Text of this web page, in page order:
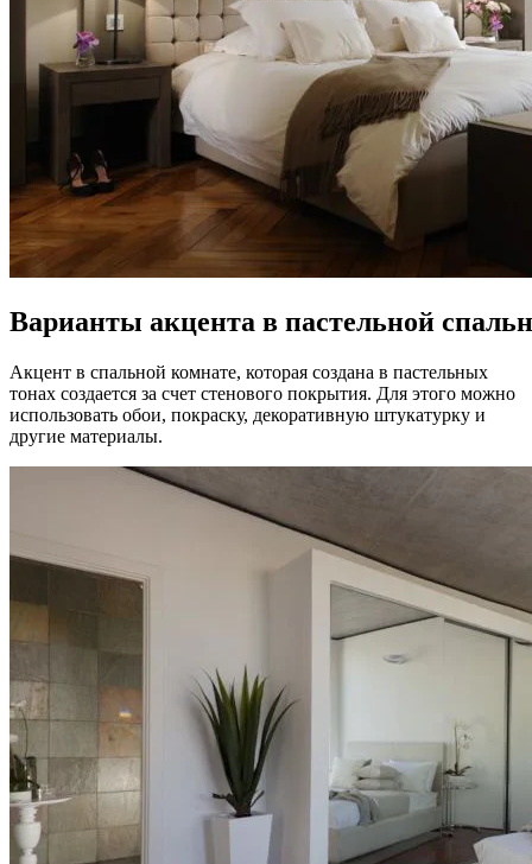
Варианты акцента в пастельной
Акцент в спальной комнате, которая создана в пастельных
тонах создается за счет стенового покрытия. Для этого можно
использовать обои, покраску, декоративную штукатурку и
другие материалы.